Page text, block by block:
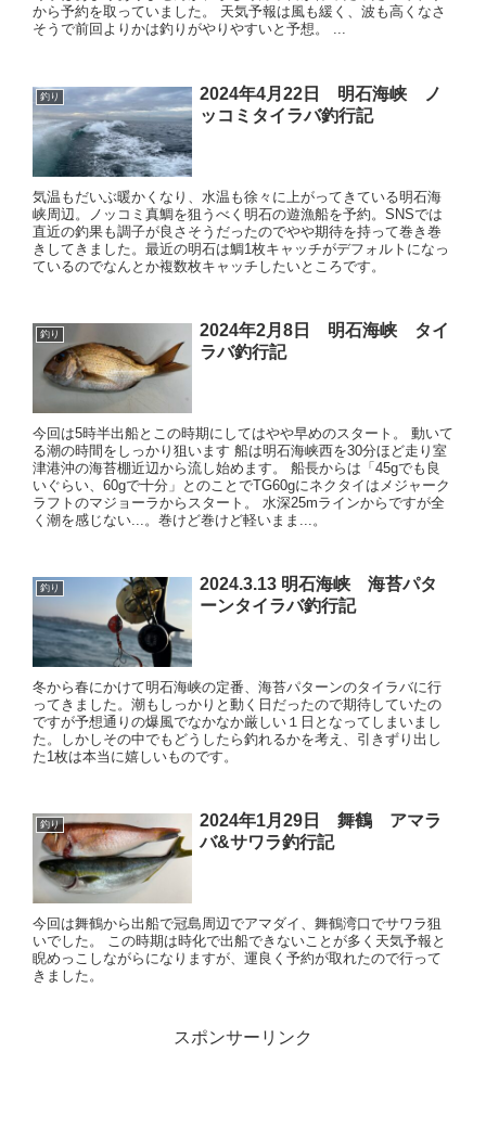
から予約を取っていました。 天気予報は風も緩く、波も高くなさ
そうで前回よりかは釣りがやりやすいと予想。 ...
釣り
2024年4月22日 明石海峡 ノ
ッコミタイラバ釣行記
気温もだいぶ暖かくなり、水温も徐々に上がってきている明石海
峡周辺。ノッコミ真鯛を狙うべく明石の遊漁船を予約。SNSでは
直近の釣果も調子が良さそうだったのでやや期待を持って巻き巻
きしてきました。最近の明石は鯛1枚キャッチがデフォルトになっ
ているのでなんとか複数枚キャッチしたいところです。
釣り
2024年2月8日 明石海峡 タイ
ラバ釣行記
今回は5時半出船とこの時期にしてはやや早めのスタート。 動いて
る潮の時間をしっかり狙います 船は明石海峡西を30分ほど走り室
津港沖の海苔棚近辺から流し始めます。 船長からは「45gでも良
いぐらい、60gで十分」とのことでTG60gにネクタイはメジャーク
ラフトのマジョーラからスタート。 水深25mラインからですが全
く潮を感じない...。巻けど巻けど軽いまま...。
釣り
2024.3.13 明石海峡 海苔パタ
ーンタイラバ釣行記
冬から春にかけて明石海峡の定番、海苔パターンのタイラバに行
ってきました。潮もしっかりと動く日だったので期待していたの
ですが予想通りの爆風でなかなか厳しい１日となってしまいまし
た。しかしその中でもどうしたら釣れるかを考え、引きずり出し
た1枚は本当に嬉しいものです。
釣り
2024年1月29日 舞鶴 アマラ
バ&サワラ釣行記
今回は舞鶴から出船で冠島周辺でアマダイ、舞鶴湾口でサワラ狙
いでした。 この時期は時化で出船できないことが多く天気予報と
睨めっこしながらになりますが、運良く予約が取れたので行って
きました。
スポンサーリンク